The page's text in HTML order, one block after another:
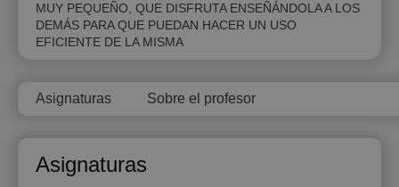
MUY PEQUEÑO, QUE DISFRUTA ENSEÑÁNDOLA A LOS
DEMÁS PARA QUE PUEDAN HACER UN USO
EFICIENTE DE LA MISMA
Asignaturas Sobre el profesor
Asignaturas
19:30 19:30 19:30